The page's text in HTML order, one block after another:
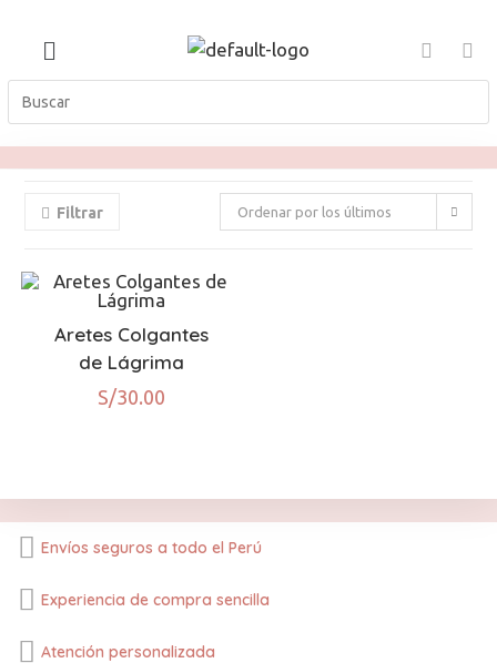
Filtrar Ordenar por los últimos
Aretes Colgantes
de Lágrima
S/30.00
Envíos seguros a todo el Perú
Experiencia de compra sencilla
Atención personalizada